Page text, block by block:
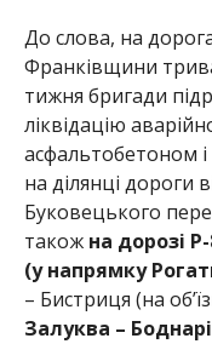
До слова, на
Франківщини
тижня бригади
ліквідацію
асфальтобетоном
на ділянці дороги
Буковецького
також на дорозі
(у напрямку
– Бистриця (на
Залуква –